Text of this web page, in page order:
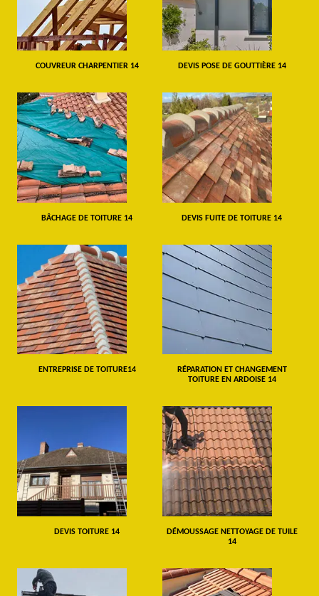
COUVREUR CHARPENTIER 14 DEVIS POSE DE GOUTTIÈRE 14
BÂCHAGE DE TOITURE 14 DEVIS FUITE DE TOITURE 14
ENTREPRISE DE TOITURE14
RÉPARATION ET CHANGEMENT
TOITURE EN ARDOISE 14
DEVIS TOITURE 14
DÉMOUSSAGE NETTOYAGE DE TUILE
14